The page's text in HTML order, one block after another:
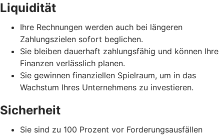
Liquidität
Ihre Rechnungen werden auch bei längeren
Zahlungszielen sofort beglichen.
Sie bleiben dauerhaft zahlungsfähig und können Ihre
Finanzen verlässlich planen.
Sie gewinnen finanziellen Spielraum, um in das
Wachstum Ihres Unternehmens zu investieren.
Sicherheit
Sie sind zu 100 Prozent vor Forderungsausfällen